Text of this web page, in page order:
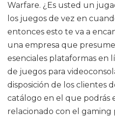
Warfare. ¿Es usted un
los juegos de vez en
entonces esto te va a
una empresa que
esenciales plataformas en
de juegos para
disposición de los clientes
catálogo en el que podrás
relacionado con el gaming